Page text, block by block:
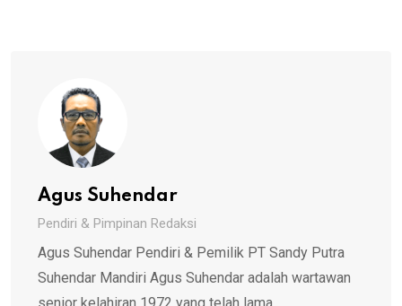
Agus Suhendar
Pendiri & Pimpinan Redaksi
Agus Suhendar Pendiri & Pemilik PT Sandy Putra
Suhendar Mandiri Agus Suhendar adalah wartawan
senior kelahiran 1972 yang telah lama